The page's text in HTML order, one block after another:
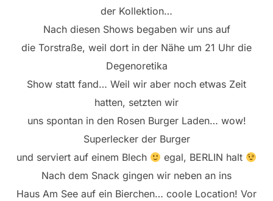
der Kollektion…
Nach diesen Shows begaben wir uns auf
die Torstraße, weil dort in der Nähe um 21 Uhr die
Degenoretika
Show statt fand… Weil wir aber noch etwas Zeit
hatten, setzten wir
uns spontan in den Rosen Burger Laden… wow!
Superlecker der Burger
und serviert auf einem Blech
egal, BERLIN halt
Nach dem Snack gingen wir neben an ins
Haus Am See auf ein Bierchen… coole Location! Vor